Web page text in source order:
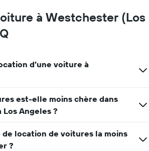
à Westchester (Los
d’une voiture à
est-elle moins chère dans
Los Angeles ?
de location de voitures la moins
?